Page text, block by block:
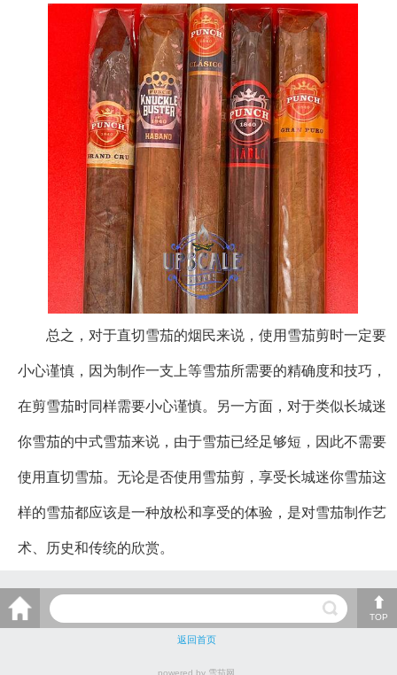
总之，对于直切雪茄的烟民来说，使用雪茄剪时一定要
小心谨慎，因为制作一支上等雪茄所需要的精确度和技巧，
在剪雪茄时同样需要小心谨慎。另一方面，对于类似长城迷
你雪茄的中式雪茄来说，由于雪茄已经足够短，因此不需要
使用直切雪茄。无论是否使用雪茄剪，享受长城迷你雪茄这
样的雪茄都应该是一种放松和享受的体验，是对雪茄制作艺
术、历史和传统的欣赏。
TOP
返回首页
powered by 雪茄网